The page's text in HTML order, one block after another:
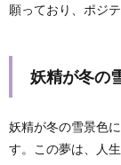
願っており、ポジ
妖精が冬の
妖精が冬の雪景色に
す。この夢は、人